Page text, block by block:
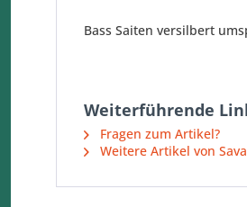
Bass Saiten versilbert
Weiterführende
Fragen zum Artikel?
Weitere Artikel von